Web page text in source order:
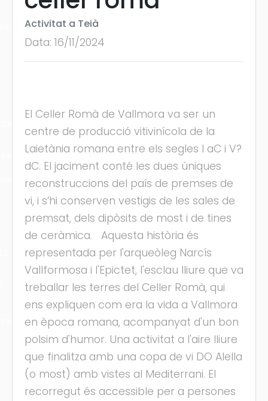
Activitat a Teià
Data: 16/11/2024
El Celler Romà de Vallmora va ser un
centre de producció vitivinícola de la
Laietània romana entre els segles I aC i V?
dC. El jaciment conté les dues úniques
reconstruccions del país de premses de
vi, i s’hi conserven vestigis de les sales de
premsat, dels dipòsits de most i de tines
de ceràmica. Aquesta història és
representada per l'arqueòleg Narcís
Vallformosa i l'Epictet, l'esclau lliure que va
treballar les terres del Celler Romà, qui
ens expliquen com era la vida a Vallmora
en època romana, acompanyat d'un bon
polsim d'humor. Una activitat a l'aire lliure
que finalitza amb una copa de vi DO Alella
(o most) amb vistes al Mediterrani. El
recorregut és accessible per a persones